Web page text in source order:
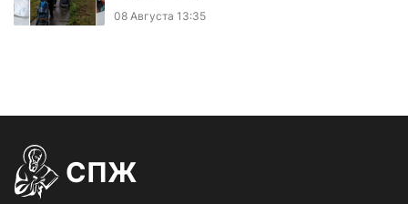
08 Августа 13:35
СПЖ